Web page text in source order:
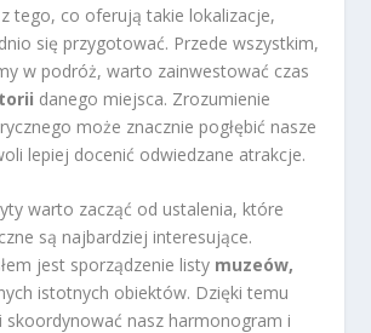
z tego, co oferują takie lokalizacje,
się przygotować. Przede wszystkim,
w podróż, warto zainwestować czas
danego miejsca. Zrozumienie
może znacznie pogłębić nasze
lepiej docenić odwiedzane atrakcje.
warto zacząć od ustalenia, które
są najbardziej interesujące.
jest sporządzenie listy muzeów,
istotnych obiektów. Dzięki temu
skoordynować nasz harmonogram i